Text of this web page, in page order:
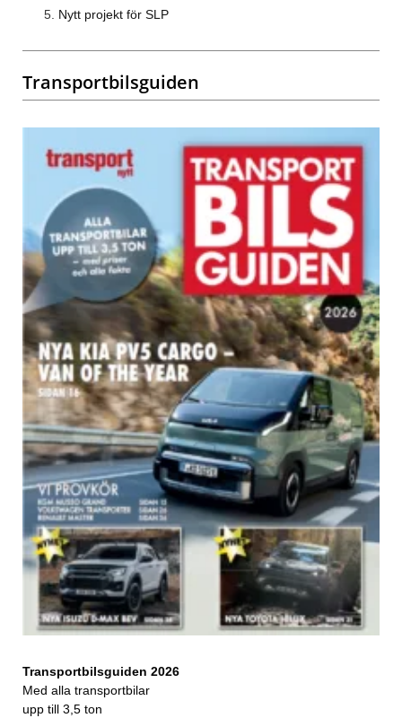
Nytt projekt för SLP
Transportbilsguiden
Transportbilsguiden 2026
Med alla transportbilar
upp till 3,5 ton